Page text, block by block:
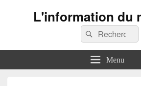
L'information du
Recherche :
Rechercher
Menu